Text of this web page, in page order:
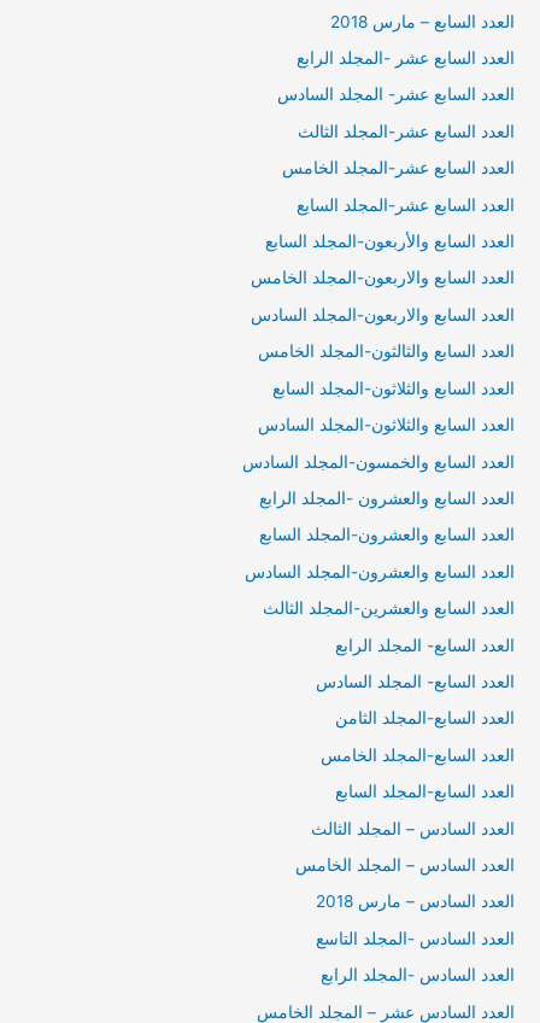
العدد السابع – مارس 2018
العدد السابع عشر -المجلد الرابع
العدد السابع عشر- المجلد السادس
العدد السابع عشر-المجلد الثالث
العدد السابع عشر-المجلد الخامس
العدد السابع عشر-المجلد السايع
العدد السابع والأربعون-المجلد السابع
العدد السابع والاربعون-المجلد الخامس
العدد السابع والاربعون-المجلد السادس
العدد السابع والثالثون-المجلد الخامس
العدد السابع والثلاثون-المجلد السابع
العدد السابع والثلاثون-المجلد السادس
العدد السابع والخمسون-المجلد السادس
العدد السابع والعشرون -المجلد الرابع
العدد السابع والعشرون-المجلد السابع
العدد السابع والعشرون-المجلد السادس
العدد السابع والعشرين-المجلد الثالث
العدد السابع- المجلد الرابع
العدد السابع- المجلد السادس
العدد السابع-المجلد الثامن
العدد السابع-المجلد الخامس
العدد السابع-المجلد السابع
العدد السادس – المجلد الثالث
العدد السادس – المجلد الخامس
العدد السادس – مارس 2018
العدد السادس -المجلد التاسع
العدد السادس -المجلد الرابع
العدد السادس عشر – المجلد الخامس